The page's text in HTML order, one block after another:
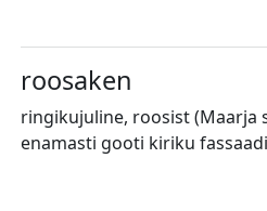
roosaken
ringikujuline, roosist (Maarja
enamasti gooti kiriku